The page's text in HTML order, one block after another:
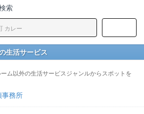
索
生活サービス
ム以外の生活サービスジャンルからスポットを
事務所